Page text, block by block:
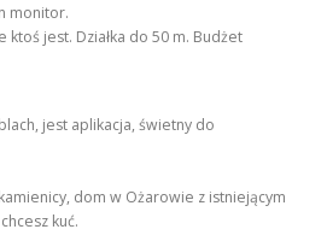
monitor.
ktoś jest. Działka do 50 m. Budżet
jest aplikacja, świetny do
dom w Ożarowie z istniejącym
kuć.